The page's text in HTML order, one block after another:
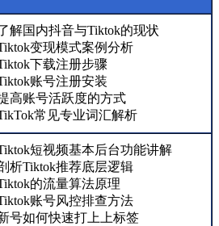
解国内抖音与Tiktok的现状
变现模式案例分析
下载注册步骤
账号注册安装
高账号活跃度的方式
常见专业词汇解析
短视频基本后台功能讲解
析Tiktok推荐底层逻辑
的流量算法原理
账号风控排查方法
号如何快速打上上标签